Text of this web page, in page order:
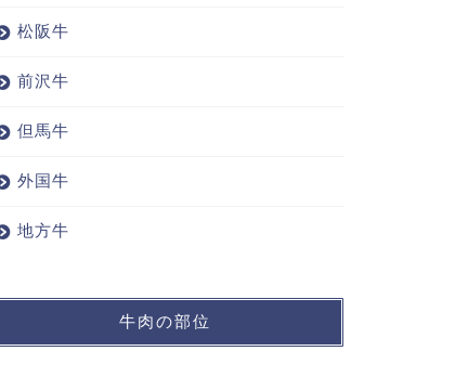
松阪牛
前沢牛
但馬牛
外国牛
地方牛
牛肉の部位